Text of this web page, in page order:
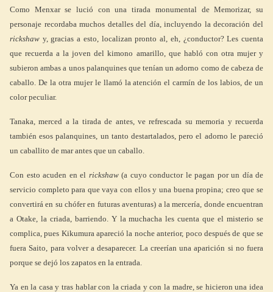
Como Menxar se lució con una tirada monumental de Memorizar, su
personaje recordaba muchos detalles del día, incluyendo la decoración del
rickshaw y, gracias a esto, localizan pronto al, eh, ¿conductor? Les cuenta
que recuerda a la joven del kimono amarillo, que habló con otra mujer y
subieron ambas a unos palanquines que tenían un adorno como de cabeza de
caballo. De la otra mujer le llamó la atención el carmín de los labios, de un
color peculiar.
Tanaka, merced a la tirada de antes, ve refrescada su memoria y recuerda
también esos palanquines, un tanto destartalados, pero el adorno le pareció
un caballito de mar antes que un caballo.
Con esto acuden en el rickshaw(a cuyo conductor le pagan por un día de
servicio completo para que vaya con ellos y una buena propina; creo que se
convertirá en su chófer en futuras aventuras) a la mercería, donde encuentran
a Otake, la criada, barriendo. Y la muchacha les cuenta que el misterio se
complica, pues Kikumura apareció la noche anterior, poco después de que se
fuera Saito, para volver a desaparecer. La creerían una aparición si no fuera
porque se dejó los zapatos en la entrada.
Ya en la casa y tras hablar con la criada y con la madre, se hicieron una idea